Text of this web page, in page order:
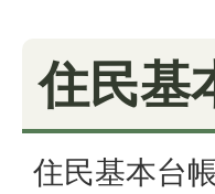
住民基
住民基本台